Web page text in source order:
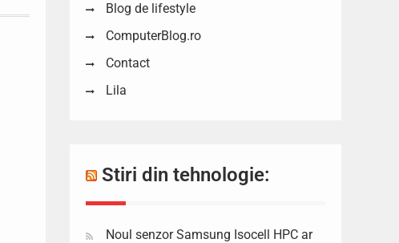
Blog de lifestyle
ComputerBlog.ro
Contact
Lila
Stiri din tehnologie:
Noul senzor Samsung Isocell HPC ar